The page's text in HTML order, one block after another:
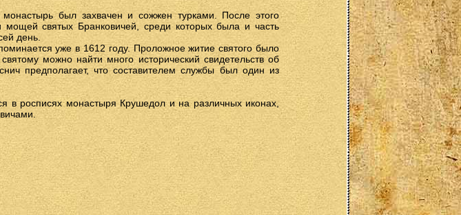
был захвачен и сожжен турками. После этого
мощей святых Бранковичей, среди которых была и часть
день.
уже в 1612 году. Проложное житие святого было
можно найти много исторический свидетельств об
предполагает, что составителем службы был один из
в росписях монастыря Крушедол и на различных иконах,